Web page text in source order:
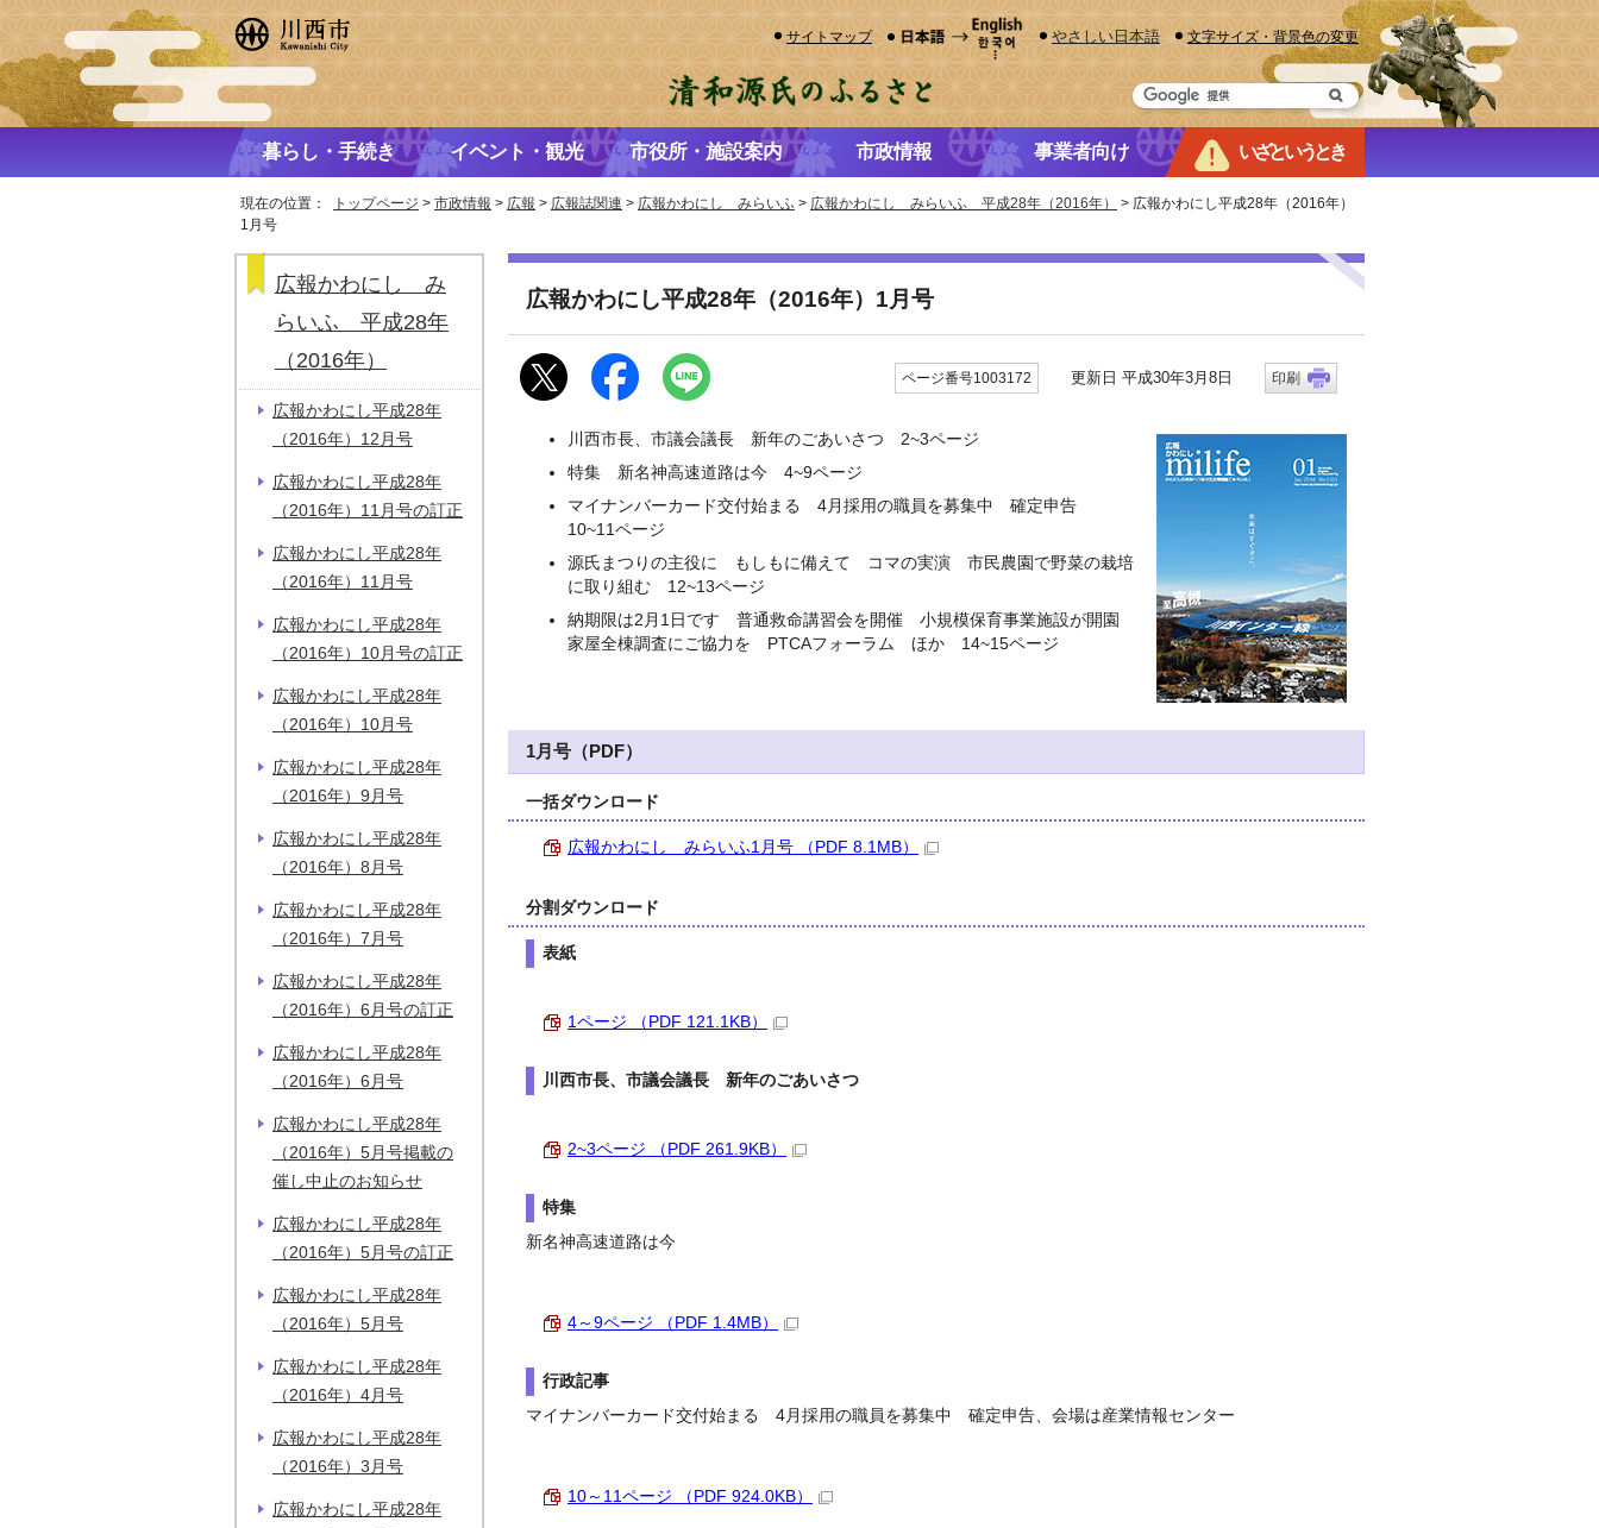
サイトマップ やさしい日本語 文字サイズ・背景色の変更
暮らし・手続き イベント・観光 市役所・施設案内 市政情報 事業者向け いざというとき
現在の位置： トップページ > 市政情報 > 広報 > 広報誌関連 > 広報かわにし みらいふ > 広報かわにし みらいふ 平成28年（2016年）
> 広報かわにし平成28年（2016年）
1月号
広報かわにし平成28年（2016年）1月号
ページ番号1003172 更新日 平成30年3月8日 印刷
川西市長、市議会議長 新年のごあいさつ 2~3ページ
特集 新名神高速道路は今 4~9ページ
マイナンバーカード交付始まる 4月採用の職員を募集中 確定申告
10~11ページ
源氏まつりの主役に もしもに備えて コマの実演 市民農園で野菜の栽培
に取り組む 12~13ページ
納期限は2月1日です 普通救命講習会を開催 小規模保育事業施設が開園
家屋全棟調査にご協力を PTCAフォーラム ほか 14~15ページ
1月号（PDF）
一括ダウンロード
広報かわにし みらいふ1月号 （PDF 8.1MB）
分割ダウンロード
表紙
1ページ （PDF 121.1KB）
川西市長、市議会議長 新年のごあいさつ
2~3ページ （PDF 261.9KB）
特集
新名神高速道路は今
4～9ページ （PDF 1.4MB）
行政記事
マイナンバーカード交付始まる 4月採用の職員を募集中 確定申告、会場は産業情報センター
10～11ページ （PDF 924.0KB）
広報かわにし み
らいふ 平成28年
（2016年）
広報かわにし平成28年
（2016年）12月号
広報かわにし平成28年
（2016年）11月号の訂正
広報かわにし平成28年
（2016年）11月号
広報かわにし平成28年
（2016年）10月号の訂正
広報かわにし平成28年
（2016年）10月号
広報かわにし平成28年
（2016年）9月号
広報かわにし平成28年
（2016年）8月号
広報かわにし平成28年
（2016年）7月号
広報かわにし平成28年
（2016年）6月号の訂正
広報かわにし平成28年
（2016年）6月号
広報かわにし平成28年
（2016年）5月号掲載の
催し中止のお知らせ
広報かわにし平成28年
（2016年）5月号の訂正
広報かわにし平成28年
（2016年）5月号
広報かわにし平成28年
（2016年）4月号
広報かわにし平成28年
（2016年）3月号
広報かわにし平成28年